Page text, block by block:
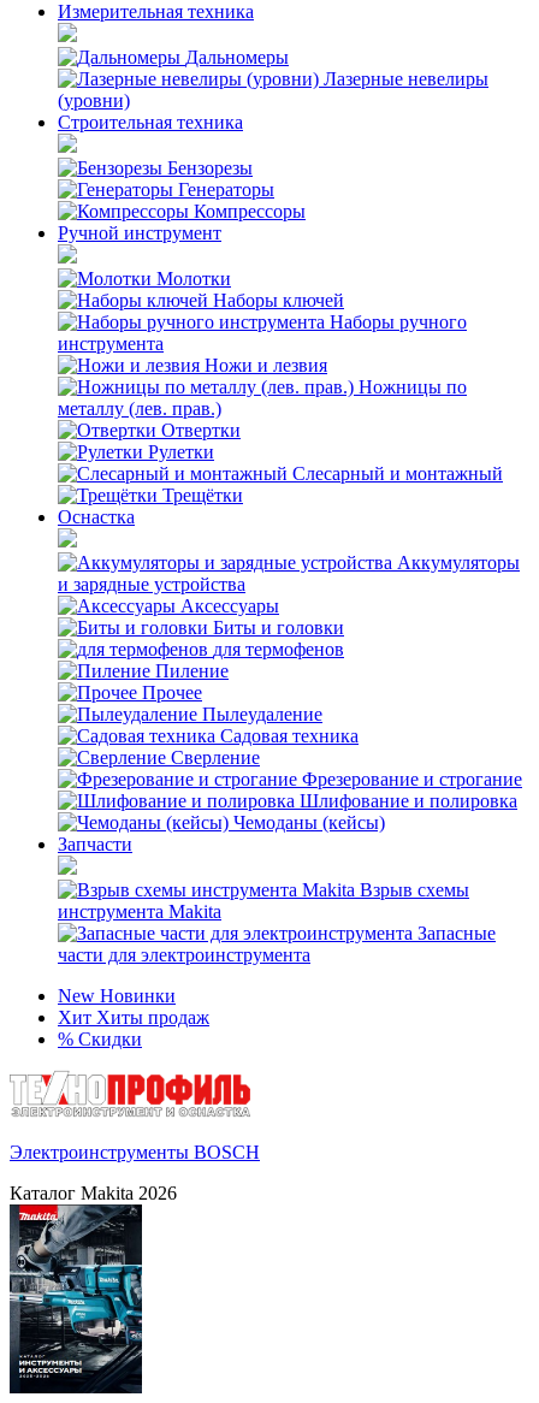
Измерительная техника
Дальномеры
Лазерные невелиры
(уровни)
Строительная техника
Бензорезы
Генераторы
Компрессоры
Ручной инструмент
Молотки
Наборы ключей
Наборы ручного
инструмента
Ножи и лезвия
Ножницы по
металлу (лев. прав.)
Отвертки
Рулетки
Слесарный и монтажный
Трещётки
Оснастка
Аккумуляторы
и зарядные устройства
Аксессуары
Биты и головки
для термофенов
Пиление
Прочее
Пылеудаление
Садовая техника
Сверление
Фрезерование и строгание
Шлифование и полировка
Чемоданы (кейсы)
Запчасти
Взрыв схемы
инструмента Makita
Запасные
части для электроинструмента
New Новинки
Хит Хиты продаж
% Скидки
Электроинструменты BOSCH
Каталог Makita 2026